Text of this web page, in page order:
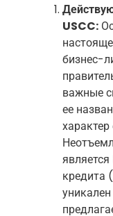
USCC:
бизнес-
важные
ее
характер
кредита